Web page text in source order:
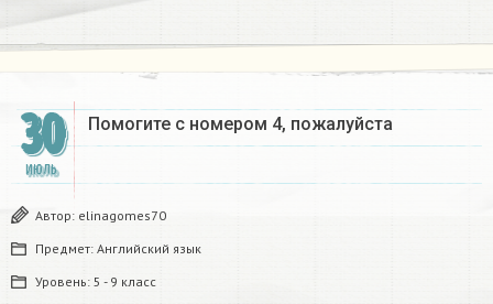
30
ИЮЛЬ
Помогите с номером 4, пожалуйста
Автор: elinagomes70
Предмет: Английский язык
Уровень: 5 - 9 класс